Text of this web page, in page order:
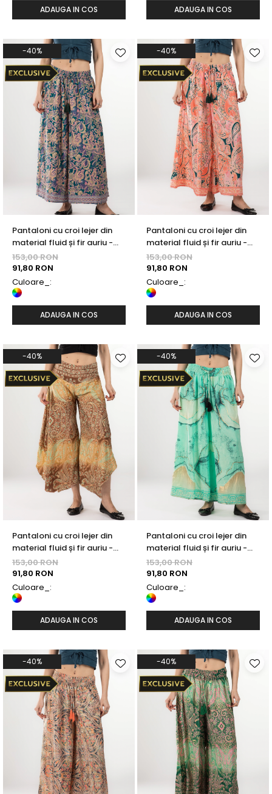
ADAUGA IN COS ADAUGA IN COS
-40%
Pantaloni cu croi lejer din
material fluid și fir auriu -
Model 44
153,00 RON
91,80 RON
Culoare_:
ADAUGA IN COS
-40%
Pantaloni cu croi lejer din
material fluid și fir auriu -
Model 43
153,00 RON
91,80 RON
Culoare_:
ADAUGA IN COS
-40%
Pantaloni cu croi lejer din
material fluid și fir auriu -
Model 41
153,00 RON
91,80 RON
Culoare_:
ADAUGA IN COS
-40%
Pantaloni cu croi lejer din
material fluid și fir auriu -
Model 40
153,00 RON
91,80 RON
Culoare_:
ADAUGA IN COS
-40% -40%